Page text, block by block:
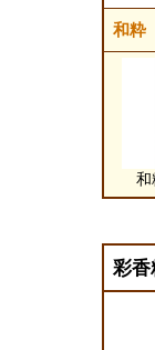
和粋
和
彩香